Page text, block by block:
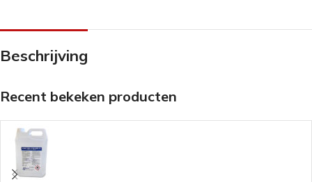
Beschrijving
Recent bekeken producten